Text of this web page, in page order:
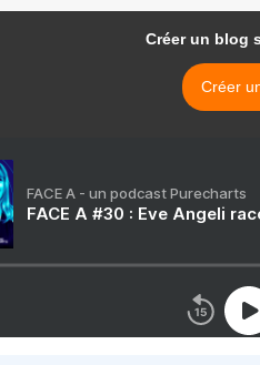
Créer un blog
Créer
FACE A - un podcast Purecharts
FACE A #30 : Eve Angeli